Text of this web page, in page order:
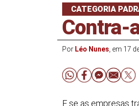
CATEGORIA
Contra-
Por Léo Nunes , em 17
E se as empresas